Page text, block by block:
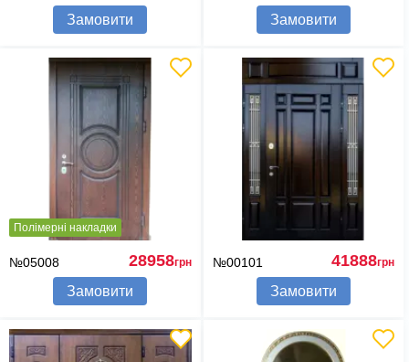
Замовити Замовити
Полімерні накладки
№05008 28958грн
Замовити
№00101 41888грн
Замовити